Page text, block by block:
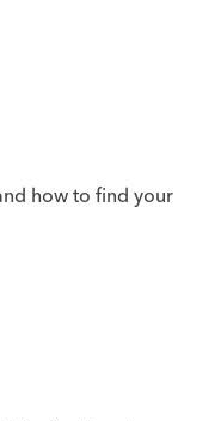
how to find your